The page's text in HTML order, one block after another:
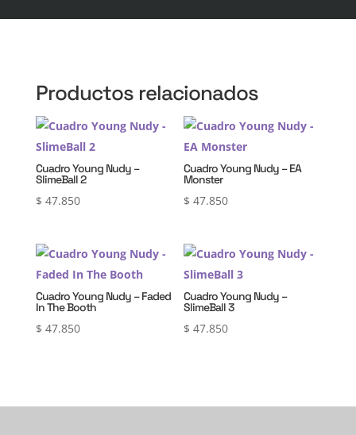
Productos relacionados
Cuadro Young Nudy –
SlimeBall 2
$ 47.850
Cuadro Young Nudy – EA
Monster
$ 47.850
Cuadro Young Nudy – Faded
In The Booth
$ 47.850
Cuadro Young Nudy –
SlimeBall 3
$ 47.850